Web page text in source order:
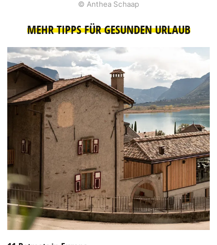
© Anthea Schaap
MEHR TIPPS FÜR GESUNDEN URLAUB